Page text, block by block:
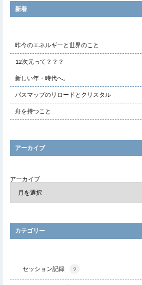
新着
昨今のエネルギーと世界のこと
12次元って？？？
新しい年・時代へ。
パスマップのリロードとクリスタル
舟を持つこと
アーカイブ
アーカイブ
カテゴリー
セッション記録 9